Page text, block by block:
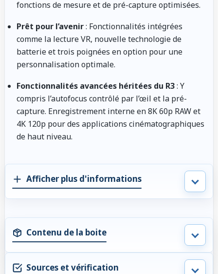
fonctions de mesure et de pré-capture optimisées.
Prêt pour l’avenir: Fonctionnalités intégrées
comme la lecture VR, nouvelle technologie de
batterie et trois poignées en option pour une
personnalisation optimale.
Fonctionnalités avancées héritées du R3: Y
compris l’autofocus contrôlé par l’œil et la pré-
capture. Enregistrement interne en 8K 60p RAW et
4K 120p pour des applications cinématographiques
de haut niveau.
Afficher plus d'informations
Contenu de la boite
Sources et vérification